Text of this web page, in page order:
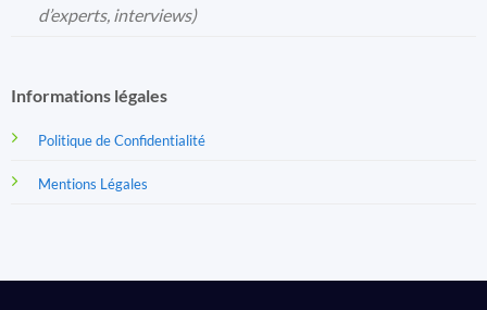
d’experts, interviews)
Informations légales
Politique de Confidentialité
Mentions Légales